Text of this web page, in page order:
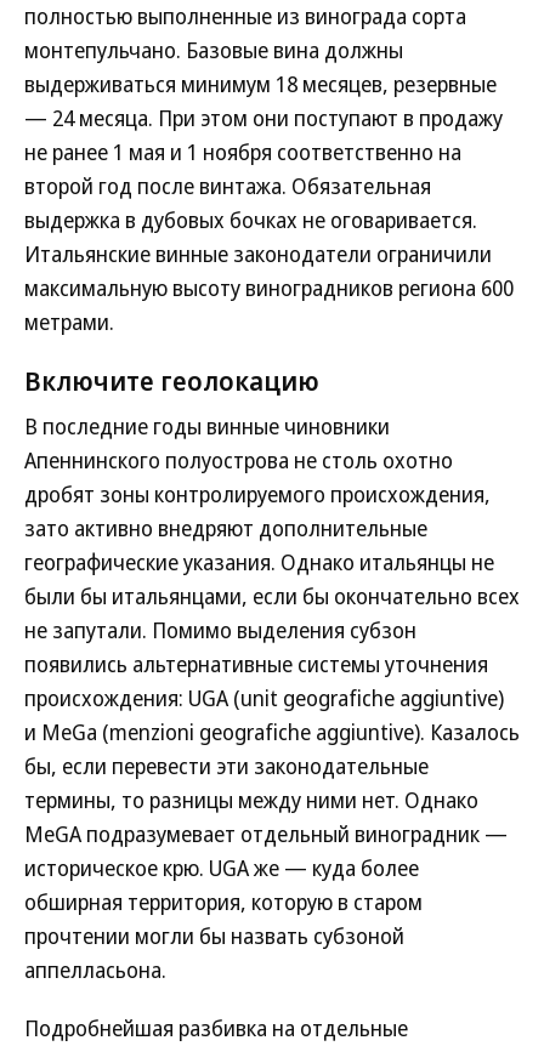
полностью выполненные из винограда сорта
монтепульчано. Базовые вина должны
выдерживаться минимум 18 месяцев, резервные
— 24 месяца. При этом они поступают в продажу
не ранее 1 мая и 1 ноября соответственно на
второй год после винтажа. Обязательная
выдержка в дубовых бочках не оговаривается.
Итальянские винные законодатели ограничили
максимальную высоту виноградников региона 600
метрами.
Включите геолокацию
В последние годы винные чиновники
Апеннинского полуострова не столь охотно
дробят зоны контролируемого происхождения,
зато активно внедряют дополнительные
географические указания. Однако итальянцы не
были бы итальянцами, если бы окончательно всех
не запутали. Помимо выделения субзон
появились альтернативные системы уточнения
происхождения: UGA (unit geografiche aggiuntive)
и MeGa (menzioni geografiche aggiuntive). Казалось
бы, если перевести эти законодательные
термины, то разницы между ними нет. Однако
MeGA подразумевает отдельный виноградник —
историческое крю. UGA же — куда более
обширная территория, которую в старом
прочтении могли бы назвать субзоной
аппелласьона.
Подробнейшая разбивка на отдельные